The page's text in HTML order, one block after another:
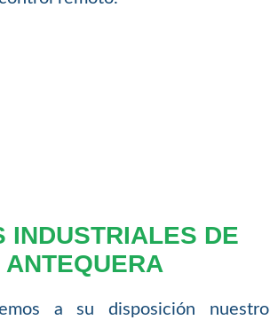
INDUSTRIALES DE
a su disposición nuestro